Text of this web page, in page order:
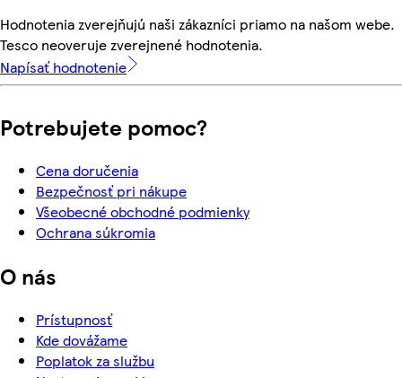
Hodnotenia zverejňujú naši zákazníci priamo na našom webe.
Tesco neoveruje zverejnené hodnotenia.
Napísať hodnotenie
Potrebujete pomoc?
Cena doručenia
Bezpečnosť pri nákupe
Všeobecné obchodné podmienky
Ochrana súkromia
O nás
Prístupnosť
Kde dovážame
Poplatok za službu